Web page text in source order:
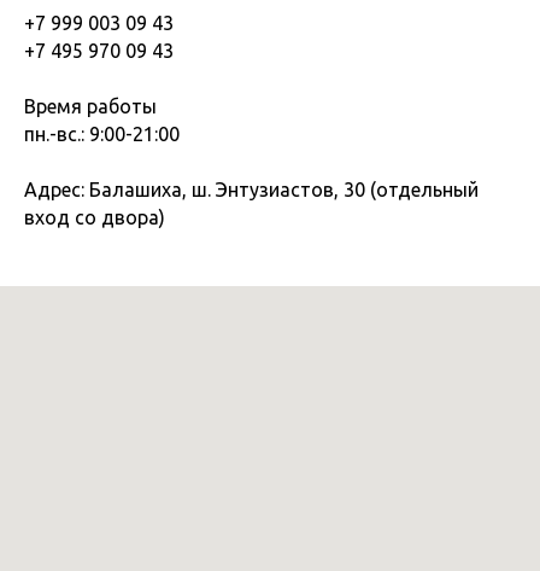
+7 999 003 09 43
+7 495 970 09 43
Время работы
пн.-вс.: 9:00-21:00
Адрес: Балашиха, ш. Энтузиастов, 30 (отдельный
вход со двора)